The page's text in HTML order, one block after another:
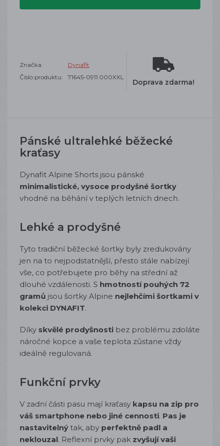
Značka:
Dynafit
Číslo produktu:
71645-0911:000XXL
Doprava zdarma!
Pánské ultralehké běžecké
kraťasy
Dynafit Alpine Shorts jsou pánské
minimalistické, vysoce prodyšné šortky
vhodné na běhání v teplých letních dnech.
Lehké a prodyšné
Tyto tradiční běžecké šortky byly zredukovány
jen na to nejpodstatnější, přesto stále nabízejí
vše, co potřebujete pro běhy na střední až
dlouhé vzdálenosti. S hmotností pouhých 72
gramů jsou šortky Alpine nejlehčími šortkami v
kolekci DYNAFIT.
Díky skvělé prodyšnosti bez problému zdoláte
náročné kopce a vaše teplota zůstane vždy
ideálně regulovaná.
Funkční prvky
V zadní části pasu mají kraťasy kapsu na zip pro
váš smartphone nebo jiné cennosti. Pas je
nastavitelný tak, aby perfektně padl a
neklouzal. Reflexní prvky pak zvyšují vaši